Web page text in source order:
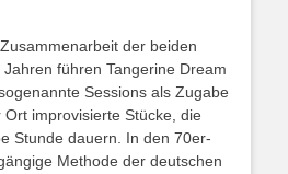
der beiden
führen Tangerine Dream
Sessions als Zugabe
improvisierte Stücke, die
Stunde dauern. In den 70er-
Methode der deutschen